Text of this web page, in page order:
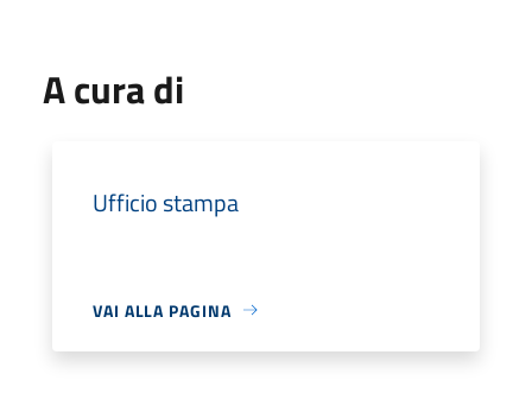
A cura di
Ufficio stampa
VAI ALLA PAGINA